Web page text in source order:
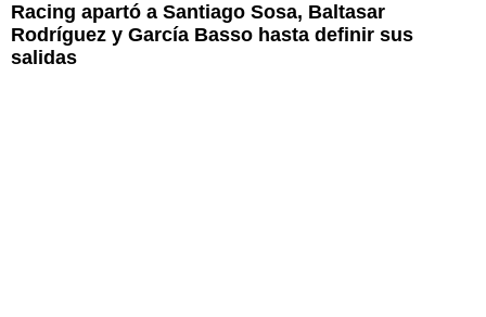
Racing apartó a Santiago Sosa, Baltasar
Rodríguez y García Basso hasta definir sus
salidas